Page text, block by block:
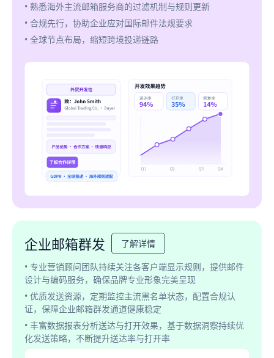
• 熟悉海外主流邮箱服务商的过滤机制与规则更新
• 合规先行，协助企业应对国际邮件法规要求
• 全球节点布局，缩短跨境投递链路
企业邮箱群发
了解详情
• 专业营销顾问团队持续关注各客户端显示规则，提供邮件
设计与编码服务，确保品牌专业形象完美呈现
• 优质发送资源，定期监控主流黑名单状态，配置合规认
证，保障企业邮箱群发通道健康稳定
• 丰富数据报表分析送达与打开效果，基于数据洞察持续优
化发送策略，不断提升送达率与打开率